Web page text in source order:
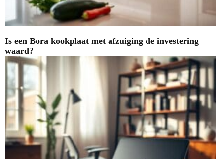
Is een Bora kookplaat met afzuiging de investering
waard?